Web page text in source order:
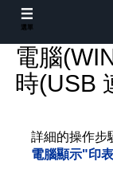
電腦
時(USB
詳細的操作步
電腦顯示"印